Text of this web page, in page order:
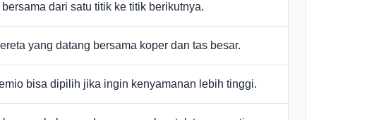
dari satu titik ke titik berikutnya.
yang datang bersama koper dan tas besar.
bisa dipilih jika ingin kenyamanan lebih tinggi.